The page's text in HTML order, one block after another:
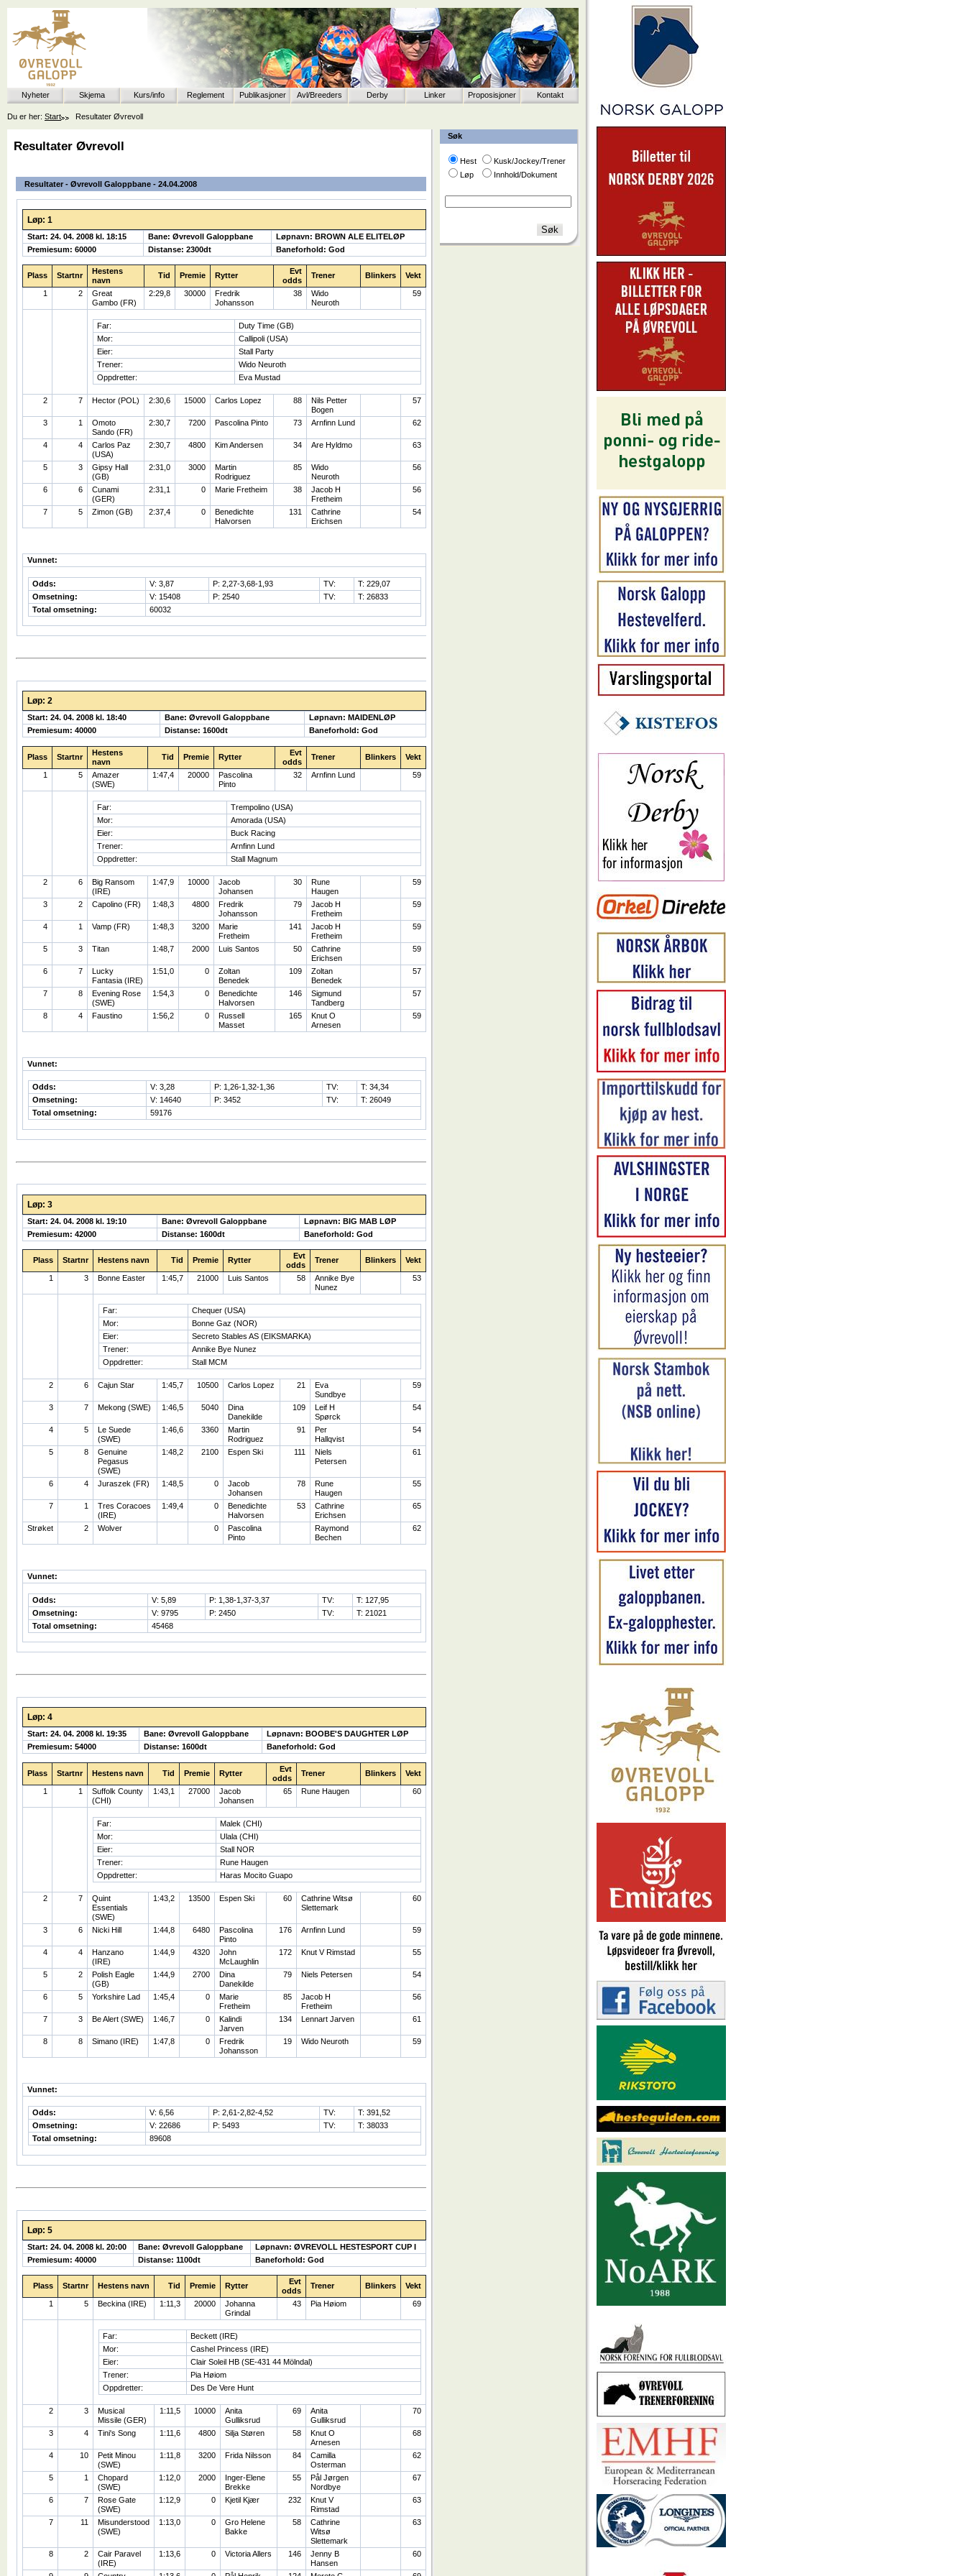
Nyheter Skjema Kurs/info Reglement Publikasjoner Avl/Breeders Derby Linker Proposisjoner Kontakt
Du er her: Start Resultater Øvrevoll
Søk
Hest
Kusk/Jockey/Trener
Løp
Innhold/Dokument
Resultater Øvrevoll
Resultater - Øvrevoll Galoppbane - 24.04.2008
Løp: 1
Start: 24. 04. 2008 kl. 18:15 Bane: Øvrevoll Galoppbane
Løpnavn: BROWN ALE ELITELØP
Premiesum: 60000
Distanse: 2300dt Baneforhold: God
Plass Startnr
Hestens
navn
Tid Premie Rytter
Evt
odds
Trener Blinkers Vekt
1 2
Great
Gambo (FR)
2:29,8 30000
Fredrik
Johansson
38
Wido
Neuroth
59
Far:
Duty Time (GB)
Mor:
Callipoli (USA)
Eier:
Stall Party
Trener:
Wido Neuroth
Oppdretter:
Eva Mustad
2 7 Hector (POL) 2:30,6 15000 Carlos Lopez 88
Nils Petter
Bogen
57
3 1
Omoto
Sando (FR)
2:30,7 7200 Pascolina Pinto 73 Arnfinn Lund 62
4 4
Carlos Paz
(USA)
2:30,7 4800 Kim Andersen 34 Are Hyldmo 63
5 3
Gipsy Hall
(GB)
2:31,0 3000
Martin
Rodriguez
85
Wido
Neuroth
56
6 6
Cunami
(GER)
2:31,1 0 Marie Fretheim 38
Jacob H
Fretheim
56
7 5 Zimon (GB) 2:37,4 0
Benedichte
Halvorsen
131
Cathrine
Erichsen
54
Vunnet:
Odds: V: 3,87 P: 2,27-3,68-1,93 TV:
T: 229,07
Omsetning:
V: 15408 P: 2540 TV:
T: 26833
Total omsetning:
60032
Løp: 2
Start: 24. 04. 2008 kl. 18:40 Bane: Øvrevoll Galoppbane
Løpnavn: MAIDENLØP
Premiesum: 40000
Distanse: 1600dt Baneforhold: God
Plass Startnr
Hestens
navn
Tid Premie Rytter
Evt
odds
Trener Blinkers Vekt
1 5
Amazer
(SWE)
1:47,4 20000
Pascolina
Pinto
32 Arnfinn Lund 59
Far:
Trempolino (USA)
Mor:
Amorada (USA)
Eier:
Buck Racing
Trener:
Arnfinn Lund
Oppdretter:
Stall Magnum
2 6
Big Ransom
(IRE)
1:47,9 10000
Jacob
Johansen
30
Rune
Haugen
59
3 2 Capolino (FR) 1:48,3 4800
Fredrik
Johansson
79
Jacob H
Fretheim
59
4 1 Vamp (FR) 1:48,3 3200
Marie
Fretheim
141
Jacob H
Fretheim
59
5 3 Titan 1:48,7 2000 Luis Santos 50
Cathrine
Erichsen
59
6 7
Lucky
Fantasia (IRE)
1:51,0 0
Zoltan
Benedek
109
Zoltan
Benedek
57
7 8
Evening Rose
(SWE)
1:54,3 0
Benedichte
Halvorsen
146
Sigmund
Tandberg
57
8 4 Faustino 1:56,2 0
Russell
Masset
165
Knut O
Arnesen
59
Vunnet:
Odds: V: 3,28 P: 1,26-1,32-1,36 TV:
T: 34,34
Omsetning:
V: 14640 P: 3452 TV:
T: 26049
Total omsetning:
59176
Løp: 3
Start: 24. 04. 2008 kl. 19:10 Bane: Øvrevoll Galoppbane
Løpnavn: BIG MAB LØP
Premiesum: 42000
Distanse: 1600dt Baneforhold: God
Plass Startnr Hestens navn Tid Premie Rytter
Evt
odds
Trener Blinkers Vekt
1 3 Bonne Easter 1:45,7 21000 Luis Santos 58
Annike Bye
Nunez
53
Far:
Chequer (USA)
Mor:
Bonne Gaz (NOR)
Eier:
Secreto Stables AS (EIKSMARKA)
Trener:
Annike Bye Nunez
Oppdretter:
Stall MCM
2 6 Cajun Star 1:45,7 10500 Carlos Lopez 21
Eva
Sundbye
59
3 7 Mekong (SWE) 1:46,5 5040
Dina
Danekilde
109
Leif H
Spørck
54
4 5
Le Suede
(SWE)
1:46,6 3360
Martin
Rodriguez
91
Per
Hallqvist
54
5 8
Genuine
Pegasus
(SWE)
1:48,2 2100 Espen Ski 111
Niels
Petersen
61
6 4 Juraszek (FR) 1:48,5 0
Jacob
Johansen
78
Rune
Haugen
55
7 1
Tres Coracoes
(IRE)
1:49,4 0
Benedichte
Halvorsen
53
Cathrine
Erichsen
65
Strøket 2 Wolver 0
Pascolina
Pinto
Raymond
Bechen
62
Vunnet:
Odds: V: 5,89 P: 1,38-1,37-3,37 TV:
T: 127,95
Omsetning:
V: 9795 P: 2450 TV:
T: 21021
Total omsetning:
45468
Løp: 4
Start: 24. 04. 2008 kl. 19:35 Bane: Øvrevoll Galoppbane
Løpnavn: BOOBE'S DAUGHTER LØP
Premiesum: 54000
Distanse: 1600dt Baneforhold: God
Plass Startnr Hestens navn Tid Premie Rytter
Evt
odds
Trener Blinkers Vekt
1 1
Suffolk County
(CHI)
1:43,1 27000
Jacob
Johansen
65 Rune Haugen 60
Far:
Malek (CHI)
Mor:
Ulala (CHI)
Eier:
Stall NOR
Trener:
Rune Haugen
Oppdretter:
Haras Mocito Guapo
2 7
Quint
Essentials
(SWE)
1:43,2 13500 Espen Ski 60
Cathrine Witsø
Slettemark
60
3 6 Nicki Hill 1:44,8 6480
Pascolina
Pinto
176 Arnfinn Lund 59
4 4
Hanzano
(IRE)
1:44,9 4320
John
McLaughlin
172 Knut V Rimstad 55
5 2
Polish Eagle
(GB)
1:44,9 2700
Dina
Danekilde
79 Niels Petersen 54
6 5 Yorkshire Lad 1:45,4 0
Marie
Fretheim
85
Jacob H
Fretheim
56
7 3 Be Alert (SWE) 1:46,7 0
Kalindi
Jarven
134 Lennart Jarven 61
8 8 Simano (IRE) 1:47,8 0
Fredrik
Johansson
19 Wido Neuroth 59
Vunnet:
Odds: V: 6,56 P: 2,61-2,82-4,52 TV:
T: 391,52
Omsetning:
V: 22686 P: 5493 TV:
T: 38033
Total omsetning:
89608
Løp: 5
Start: 24. 04. 2008 kl. 20:00 Bane: Øvrevoll Galoppbane
Løpnavn: ØVREVOLL HESTESPORT CUP I
Premiesum: 40000
Distanse: 1100dt Baneforhold: God
Plass Startnr Hestens navn Tid Premie Rytter
Evt
odds
Trener Blinkers Vekt
1 5 Beckina (IRE) 1:11,3 20000
Johanna
Grindal
43 Pia Høiom 69
Far:
Beckett (IRE)
Mor:
Cashel Princess (IRE)
Eier:
Clair Soleil HB (SE-431 44 Mölndal)
Trener:
Pia Høiom
Oppdretter:
Des De Vere Hunt
2 3
Musical
Missile (GER)
1:11,5 10000
Anita
Gulliksrud
69
Anita
Gulliksrud
70
3 4 Tini's Song 1:11,6 4800 Silja Støren 58
Knut O
Arnesen
68
4 10
Petit Minou
(SWE)
1:11,8 3200 Frida Nilsson 84
Camilla
Osterman
62
5 1
Chopard
(SWE)
1:12,0 2000
Inger-Elene
Brekke
55
Pål Jørgen
Nordbye
67
6 7
Rose Gate
(SWE)
1:12,9 0 Kjetil Kjær 232
Knut V
Rimstad
63
7 11
Misunderstood
(SWE)
1:13,0 0
Gro Helene
Bakke
58
Cathrine
Witsø
Slettemark
63
8 2
Cair Paravel
(IRE)
1:13,6 0 Victoria Allers 146
Jenny B
Hansen
60